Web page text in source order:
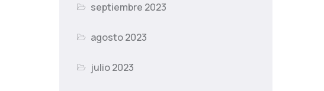
septiembre 2023
agosto 2023
julio 2023